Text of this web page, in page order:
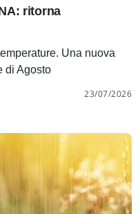
ritorna
Una nuova
di Agosto
23/07/2026